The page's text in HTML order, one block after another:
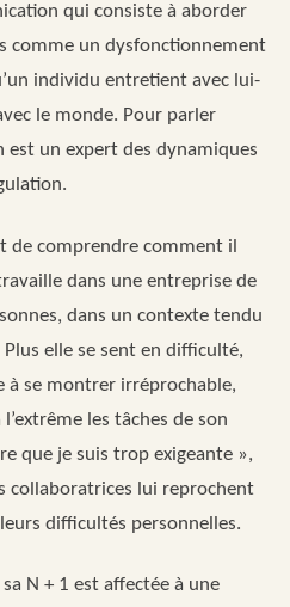
qui consiste à aborder
comme un dysfonctionnement
individu entretient avec lui-
le monde. Pour parler
un expert des dynamiques
de comprendre comment il
dans une entreprise de
dans un contexte tendu
elle se sent en difficulté,
à se montrer irréprochable,
les tâches de son
que je suis trop exigeante »,
collaboratrices lui reprochent
difficultés personnelles.
N + 1 est affectée à une